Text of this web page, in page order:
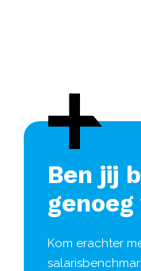
Ben jij
Kom erachter